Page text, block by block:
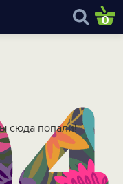
0
сюда попали!